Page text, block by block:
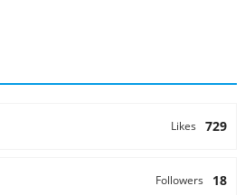
729
Likes
18
Followers